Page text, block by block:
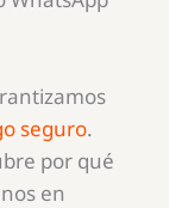
seguro.
por qué
en